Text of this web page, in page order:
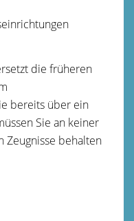
die früheren
bereits über ein
Sie an keiner
Zeugnisse behalten